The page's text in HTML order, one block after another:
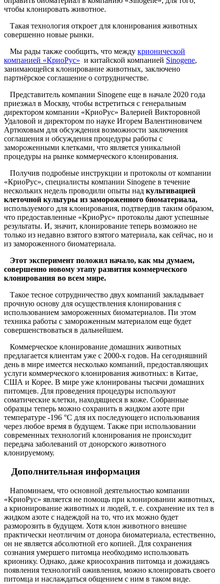
чтобы клонировать животное.
Такая технология откроет для клонирования животных
совершенно новые рынки.
Мы рады также сообщить, что между крионической
компанией «КриоРус» и китайской компанией Sinogene,
занимающейся клонирование животных, заключено
партнёрское соглашение о сотрудничестве.
Представитель компании Sinogene еще в начале 2020 года
приезжал в Москву, чтобы встретиться с генеральным
директором компании «КриоРус» Валерией Викторовной
Удаловой и директором по науке Игорем Валентиновичем
Артюховым для обсуждения возможности заключения
соглашения и обсуждения процедуры работы с
замороженными клетками, что является уникальной
процедуры на рынке коммерческого клонирования.
Получив подробные инструкции и протоколы от компании
«КриоРус», специалисты компании Sinogene в течение
нескольких недель проводили опыты над культивацией
клеточной культуры из замороженного биоматериала,
используемого для клонирования, подтвердив таким образом,
что предоставленные «КриоРус» протоколы дают успешные
результаты. И, значит, клонирование теперь возможно не
только из недавно взятого взятого материала, как сейчас, но и
из замороженного биоматериала.
Этот эксперимент положил начало, как мы думаем,
совершенно новому этапу развития коммерческого
клонирования во всем мире.
Такое тесное сотрудничество двух компаний закладывает
прочную основу для осуществления клонирования с
использованием замороженных биоматериалов. Пи этом
техника работы с замороженным материалом еще будет
совершенствоваться в дальнейшем.
Коммерческое клонирование домашних животных
предлагается клиентам уже с 2000-х годов. На сегодняшний
день в мире имеется несколько компаний, предоставляющих
услуги коммерческого клонирования животных: в Китае,
США и Корее. В мире уже клонированы тысячи домашних
питомцев. Для проведения процедуры используют
соматические клетки, находящиеся в коже. Собранные
образцы теперь можно сохранить в жидком азоте при
температуре -196 °C для их последующего использования
через любое время в будущем. Также при использовании
современных технологий клонирования не происходит
передача заболеваний от донорского животного
клонируемому.
Дополнительная информация
Напоминаем, что основной деятельностью компании
«КриоРус» является не помощь при клонировании животных,
а крионирование животных и людей, т. е. сохранение их тел в
жидком азоте с надеждой на то, что их можно будет
разморозить в будущем. Хотя клон животного внешне
практически неотличим от донора биоматериала, естественно,
он не является абсолютной его копией. Для сохранения
сознания умершего питомца необходимо использовать
крионику. Однако, даже криосохранив питомца и дожидаясь
появления технологий оживления, можно клонировать своего
питомца и наслаждаться общением с ним в таком виде.